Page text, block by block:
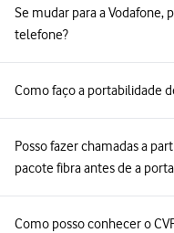
Se mudar para a
telefone?
Como faço a portabilidade
Posso fazer chamadas a
pacote fibra antes de a
Como posso conhecer o